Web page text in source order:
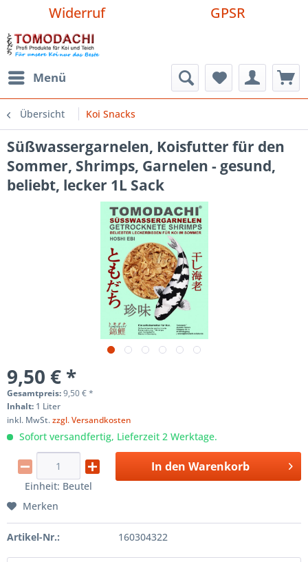
Widerruf GPSR
Menü
Übersicht Koi Snacks
Süßwassergarnelen, Koisfutter für den
Sommer, Shrimps, Garnelen - gesund,
beliebt, lecker 1L Sack
9,50 € *
Gesamtpreis:9,50€*
Inhalt: 1 Liter
inkl. MwSt.zzgl. Versandkosten
Sofort versandfertig, Lieferzeit 2 Werktage.
Einheit: Beutel
In den Warenkorb
Merken
Artikel-Nr.: 160304322